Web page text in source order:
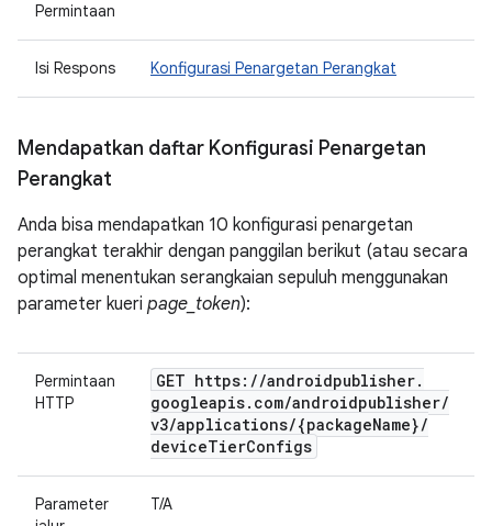
Permintaan
Isi Respons Konfigurasi Penargetan Perangkat
Mendapatkan daftar Konfigurasi Penargetan
Perangkat
Anda bisa mendapatkan 10 konfigurasi penargetan
perangkat terakhir dengan panggilan berikut (atau secara
optimal menentukan serangkaian sepuluh menggunakan
parameter kueri page_token):
Permintaan
HTTP
GET https: //androidpublisher.
googleapis. com/androidpublisher/
v3/applications/{packageName}/
deviceTierConfigs
Parameter
T/A